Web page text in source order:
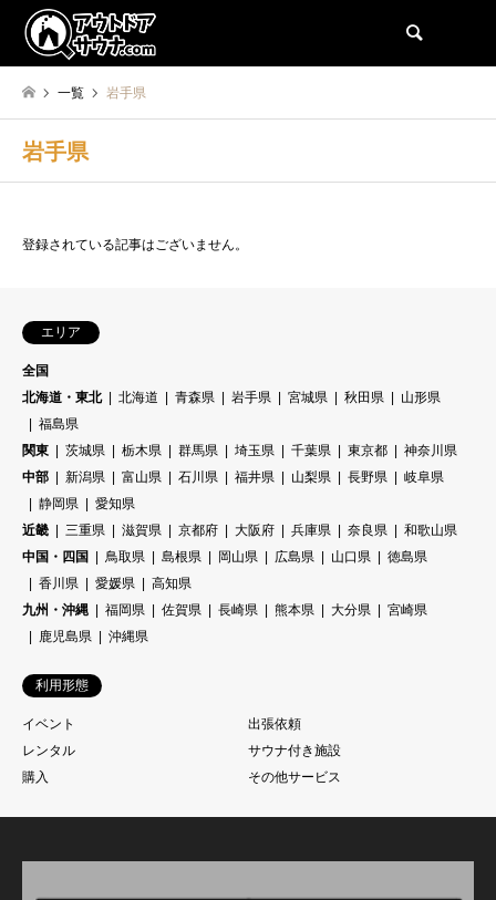
一覧 岩手県
岩手県
登録されている記事はございません。
エリア
全国
北海道・東北
北海道 青森県 岩手県 宮城県 秋田県
山形県
福島県
関東
茨城県 栃木県 群馬県 埼玉県 千葉県 東京都
神奈川県
中部
新潟県 富山県 石川県 福井県 山梨県 長野県
岐阜県
静岡県
愛知県
近畿
三重県 滋賀県 京都府 大阪府 兵庫県 奈良県
和歌山県
中国・四国
鳥取県 島根県 岡山県 広島県 山口県
徳島県
香川県
愛媛県
高知県
九州・沖縄
福岡県 佐賀県 長崎県 熊本県 大分県
宮崎県
鹿児島県
沖縄県
利用形態
イベント
出張依頼
レンタル
サウナ付き施設
購入
その他サービス